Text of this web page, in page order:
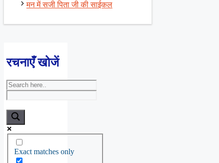
मन में सजी पिता जी की साईकल
रचनाएँ खोजें
Exact matches only